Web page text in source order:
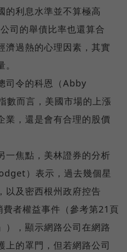
的利息水準並不算極高
司的舉債比率也還算合
濟過熱的心理因素，其實
司令的科恩（Abby
數而言，美國市場的上漲
業，還是會有合理的股價
一焦點，美林證券的分析
）表示，過去幾個星
以及密西根州政府控告
者權益事件（參考第21頁
），顯示網路公司在網路
上的罩門，但若網路公司